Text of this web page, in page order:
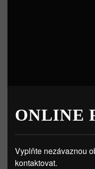
ONLINE
Vyplňte nezávaznou
kontaktovat.